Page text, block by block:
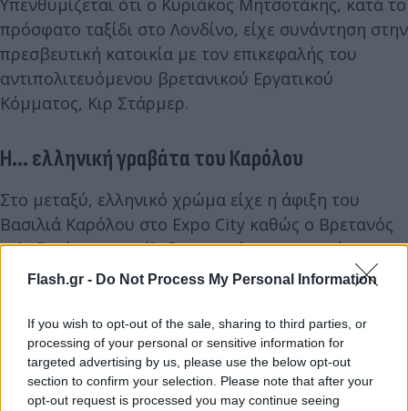
Flash.gr - Do Not Process My Personal Information
If you wish to opt-out of the sale, sharing to third parties, or
processing of your personal or sensitive information for
targeted advertising by us, please use the below opt-out
section to confirm your selection. Please note that after your
opt-out request is processed you may continue seeing
Υπενθυμίζεται ότι ο Κυριάκος Μητσοτάκης, κατά το
πρόσφατο ταξίδι στο Λονδίνο, είχε συνάντηση στην
πρεσβευτική κατοικία με τον επικεφαλής του
αντιπολιτευόμενου βρετανικού Εργατικού
Κόμματος, Κιρ Στάρμερ.
Η... ελληνική γραβάτα του Καρόλου
Στο μεταξύ, ελληνικό χρώμα είχε η άφιξη του
Βασιλιά Καρόλου στο Expo City καθώς ο Βρετανός
γαλαζοαίματος επέλεξε για ακόμη μια φορά να
φορέσει γραβάτα με μικρές ελληνικές σημαίες,
βασιλιάς Κάρολος βρέθηκε σήμερα στη σύνοδο των
COP28 για την κλιματική αλλαγή στο Ντουμπάι, και
κήρυξε τα εγκαίνια της Συνόδου.